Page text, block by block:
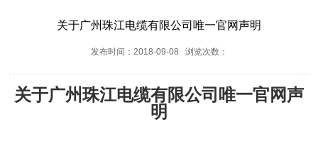
关于广州珠江电缆有限公司唯一官网声明
发布时间：2018-09-08 浏览次数：
关于广州珠江电缆有限公司唯一官网声
明